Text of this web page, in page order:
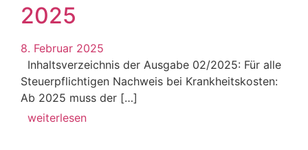
2025
8. Februar 2025
Inhaltsverzeichnis der Ausgabe 02/2025: Für alle
Steuerpflichtigen Nachweis bei Krankheitskosten:
Ab 2025 muss der […]
weiterlesen